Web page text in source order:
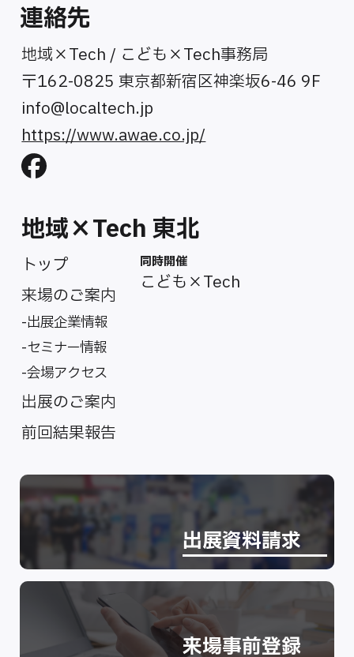
連絡先
地域×Tech / こども×Tech事務局
〒162-0825 東京都新宿区神楽坂6-46 9F
info@localtech.jp
https://www.awae.co.jp/
地域×Tech 東北
トップ
来場のご案内
出展企業情報
セミナー情報
会場アクセス
出展のご案内
前回結果報告
同時開催
こども×Tech
出展資料請求
来場事前登録